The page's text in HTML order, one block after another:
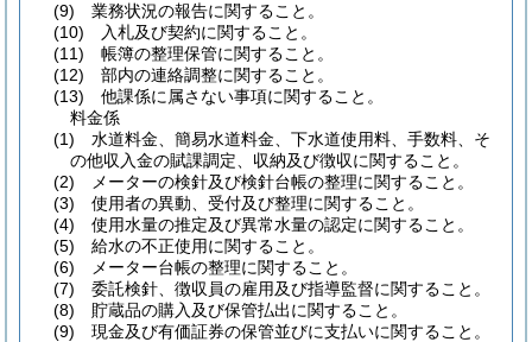
(9) 業務状況の報告に関すること。
(10) 入札及び契約に関すること。
(11) 帳簿の整理保管に関すること。
(12) 部内の連絡調整に関すること。
(13) 他課係に属さない事項に関すること。
料金係
(1) 水道料金、簡易水道料金、下水道使用料、手数料、そ
の他収入金の賦課調定、収納及び徴収に関すること。
(2) メーターの検針及び検針台帳の整理に関すること。
(3) 使用者の異動、受付及び整理に関すること。
(4) 使用水量の推定及び異常水量の認定に関すること。
(5) 給水の不正使用に関すること。
(6) メーター台帳の整理に関すること。
(7) 委託検針、徴収員の雇用及び指導監督に関すること。
(8) 貯蔵品の購入及び保管払出に関すること。
(9) 現金及び有価証券の保管並びに支払いに関すること。